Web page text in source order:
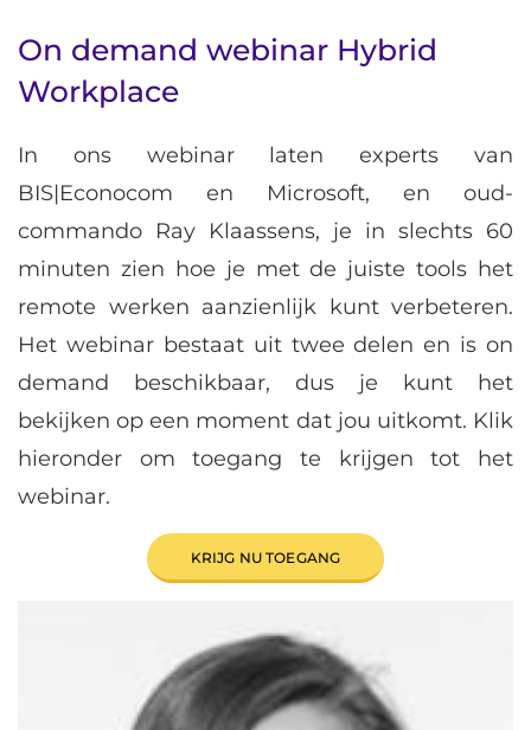
On demand webinar Hybrid
Workplace
In ons webinar laten experts van
BIS|Econocom en Microsoft, en oud-
commando Ray Klaassens, je in slechts 60
minuten zien hoe je met de juiste tools het
remote werken aanzienlijk kunt verbeteren.
Het webinar bestaat uit twee delen en is on
demand beschikbaar, dus je kunt het
bekijken op een moment dat jou uitkomt. Klik
hieronder om toegang te krijgen tot het
webinar.
KRIJG NU TOEGANG